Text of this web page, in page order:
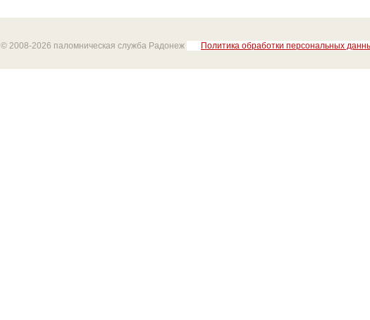
© 2008-2026 паломническая служба Радонеж Политика обработки персональных